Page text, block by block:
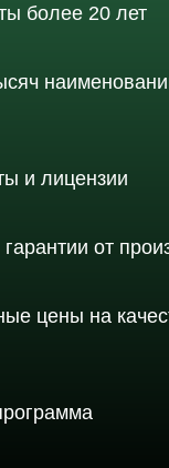
более 20 лет
и лицензии
от
цены на